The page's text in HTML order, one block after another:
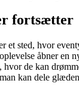
fortsætter
et sted, hvor
åbner en
hvor de kan
kan dele